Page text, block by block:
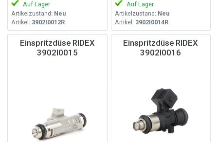
Auf Lager
Artikelzustand: Neu
Artikel: 3902I0012R
Auf Lager
Artikelzustand: Neu
Artikel: 3902I0014R
Einspritzdüse RIDEX
3902I0015
Einspritzdüse RIDEX
3902I0016